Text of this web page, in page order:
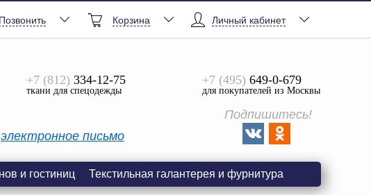
Личный кабинет
Корзина
Позвонить
+7 (812) 334-12-75
ткани для спецодежды
+7 (495) 649-0-679
для покупателей из Москвы
электронное письмо
Подпишитесь!
и гостиниц Текстильная галантерея и фурнитура